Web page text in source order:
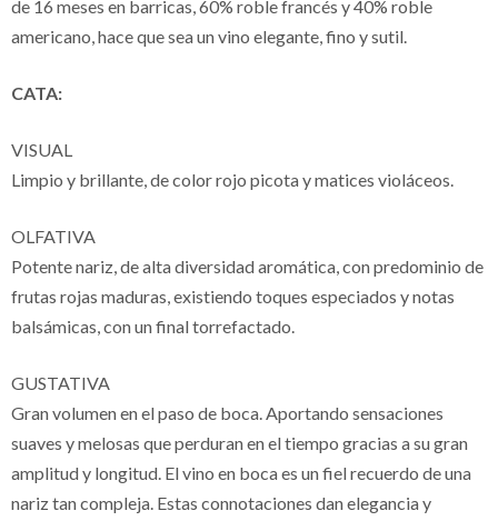
de 16 meses en barricas, 60% roble francés y 40% roble
americano, hace que sea un vino elegante, fino y sutil.
CATA:
VISUAL
Limpio y brillante, de color rojo picota y matices violáceos.
OLFATIVA
Potente nariz, de alta diversidad aromática, con predominio de
frutas rojas maduras, existiendo toques especiados y notas
balsámicas, con un final torrefactado.
GUSTATIVA
Gran volumen en el paso de boca. Aportando sensaciones
suaves y melosas que perduran en el tiempo gracias a su gran
amplitud y longitud. El vino en boca es un fiel recuerdo de una
nariz tan compleja. Estas connotaciones dan elegancia y